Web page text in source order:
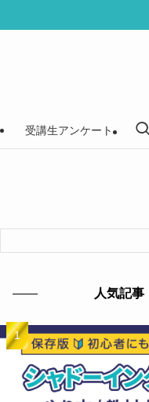
受講生アンケート
人気記事